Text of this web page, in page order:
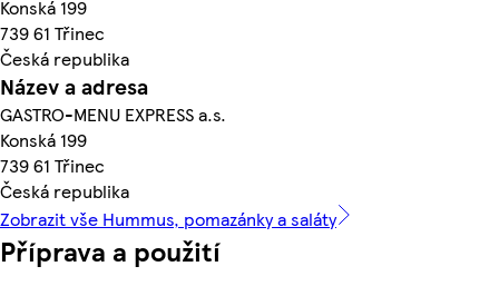
Konská 199
739 61 Třinec
Česká republika
Název a adresa
GASTRO-MENU EXPRESS a.s.
Konská 199
739 61 Třinec
Česká republika
Zobrazit vše Hummus, pomazánky a saláty
Příprava a použití